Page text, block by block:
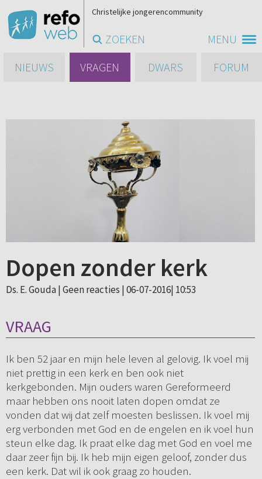
MENU
Christelijke jongerencommunity
ZOEKEN
NIEUWS
VRAGEN DWARS FORUM
Dopen zonder kerk
Ds. E. Gouda | Geen reacties | 06-07-2016| 10:53
VRAAG
Ik ben 52 jaar en mijn hele leven al gelovig. Ik voel mij
niet prettig in een kerk en ben ook niet
kerkgebonden. Mijn ouders waren Gereformeerd
maar hebben ons nooit laten dopen omdat ze
vonden dat wij dat zelf moesten beslissen. Ik voel mij
erg verbonden met God en de engelen en ik voel hun
steun elke dag. Ik praat elke dag met God en voel me
daar zeer fijn bij. Ik heb mijn eigen geloof, zonder dus
een kerk. Dat wil ik ook graag zo houden.